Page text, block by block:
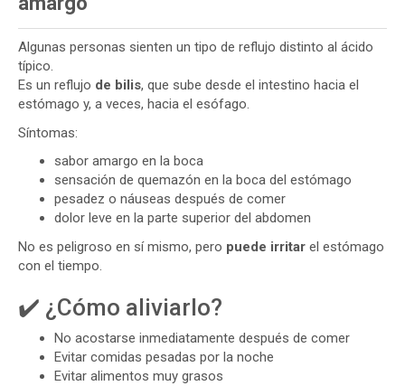
Algunas personas sienten un tipo de reflujo distinto al ácido
típico.
Es un reflujo de bilis, que sube desde el intestino hacia el
estómago y, a veces, hacia el esófago.
Síntomas:
sabor amargo en la boca
sensación de quemazón en la boca del estómago
pesadez o náuseas después de comer
dolor leve en la parte superior del abdomen
No es peligroso en sí mismo, pero puede irritar el estómago
con el tiempo.
✔️ ¿Cómo aliviarlo?
No acostarse inmediatamente después de comer
Evitar comidas pesadas por la noche
Evitar alimentos muy grasos